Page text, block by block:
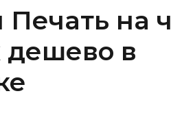
Печать на
дешево в